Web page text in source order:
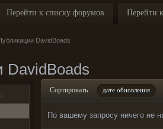
Перейти к списку форумов Перейти
DavidBoads
DavidBoads
Сортировать дате обновления
По вашему запросу ничего не